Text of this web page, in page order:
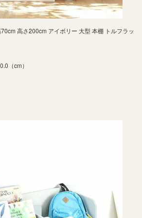
高さ200cm アイボリー 大型 本棚 トルフラッ
（cm）